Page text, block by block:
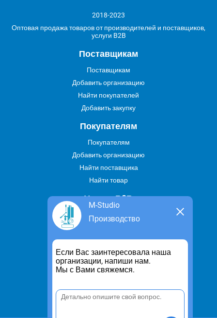
M-Studio
Производство
Если Вас заинтересовала наша
организации, напиши нам.
Мы с Вами свяжемся.
2018-2023
Оптовая продажа товаров от производителей и поставщиков,
услуги B2B
Поставщикам
Поставщикам
Добавить организацию
Найти покупателей
Добавить закупку
Покупателям
Покупателям
Добавить организацию
Найти поставщика
Найти товар
Услуги В2В
Найти услугу
Предложить свою услугу
Дропшиппинг
Транспортные услуги
Информация
Политика конфиденциальности